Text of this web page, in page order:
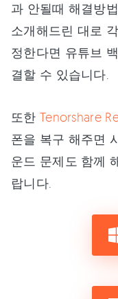
과 안될때 해결방
소개해드린 대로
정한다면 유튜브
결할 수 있습니다.
또한 Tenorshare
폰을 복구 해주면
운드 문제도 함께
랍니다.